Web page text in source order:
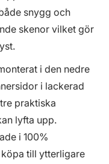
snygg och
skenor vilket gör
i den nedre
i lackerad
praktiska
lyfta upp.
i 100%
till ytterligare